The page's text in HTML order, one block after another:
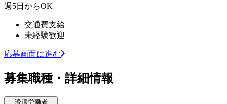
週5日からOK
交通費支給
未経験歓迎
応募画面に進む
募集職種・詳細情報
派遣労働者